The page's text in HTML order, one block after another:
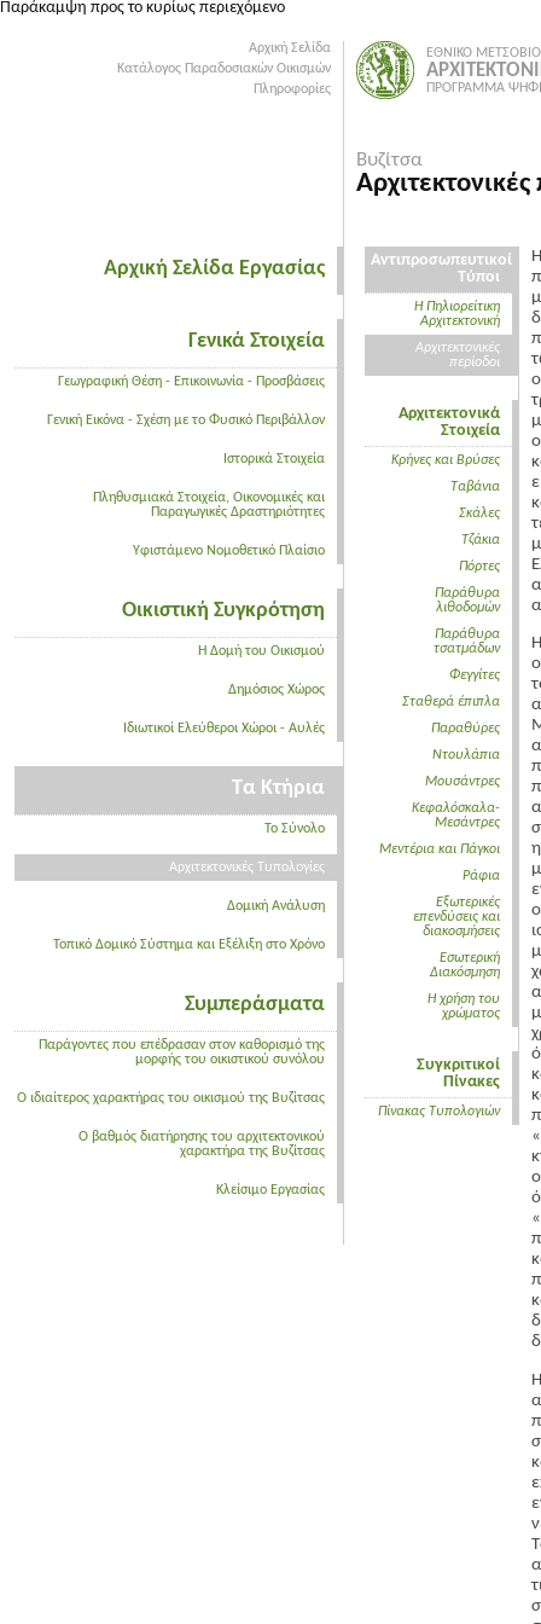
Παράκαμψη προς το κυρίως περιεχόμενο
Αρχική Σελίδα
Κατάλογος Παραδοσιακών Οικισμών
Πληροφορίες
Αρχική Σελίδα Εργασίας
Γενικά Στοιχεία
Γεωγραφική Θέση - Επικοινωνία - Προσβάσεις
Γενική Εικόνα - Σχέση με το Φυσικό Περιβάλλον
Ιστορικά Στοιχεία
Πληθυσμιακά Στοιχεία, Οικονομικές και
Παραγωγικές Δραστηριότητες
Υφιστάμενο Νομοθετικό Πλαίσιο
Οικιστική Συγκρότηση
Η Δομή του Οικισμού
Δημόσιος Χώρος
Ιδιωτικοί Ελεύθεροι Χώροι - Αυλές
Τα Κτήρια
Το Σύνολο
Αρχιτεκτονικές Τυπολογίες
Δομική Ανάλυση
Τοπικό Δομικό Σύστημα και Εξέλιξη στο Χρόνο
Συμπεράσματα
Παράγοντες που επέδρασαν στον καθορισμό της
μορφής του οικιστικού συνόλου
Ο ιδιαίτερος χαρακτήρας του οικισμού της Βυζίτσας
Ο βαθμός διατήρησης του αρχιτεκτονικού
χαρακτήρα της Βυζίτσας
Κλείσιμο Εργασίας
ΕΘΝΙΚΟ
ΠΡΟΓΡΑΜΜΑ
Βυζίτσα
Aρχιτεκτονικές
Αντιπροσωπευτικοί
Τύποι
Η Πηλιορείτικη
Αρχιτεκτονική
Aρχιτεκτονικές
περίοδοι
Αρχιτεκτονικά
Στοιχεία
Κρήνες και Βρύσες
Tαβάνια
Σκάλες
Tζάκια
Πόρτες
Παράθυρα
λιθοδομών
Παράθυρα
τσατμάδων
Φεγγίτες
Σταθερά έπιπλα
Παραθύρες
Ντουλάπια
Μουσάντρες
Κεφαλόσκαλα-
Μεσάντρες
Μεντέρια και Πάγκοι
Ράφια
Εξωτερικές
επενδύσεις και
διακοσμήσεις
Εσωτερική
Διακόσμηση
Η χρήση του
χρώματος
Συγκριτικοί
Πίνακες
Πίνακας Τυπολογιών